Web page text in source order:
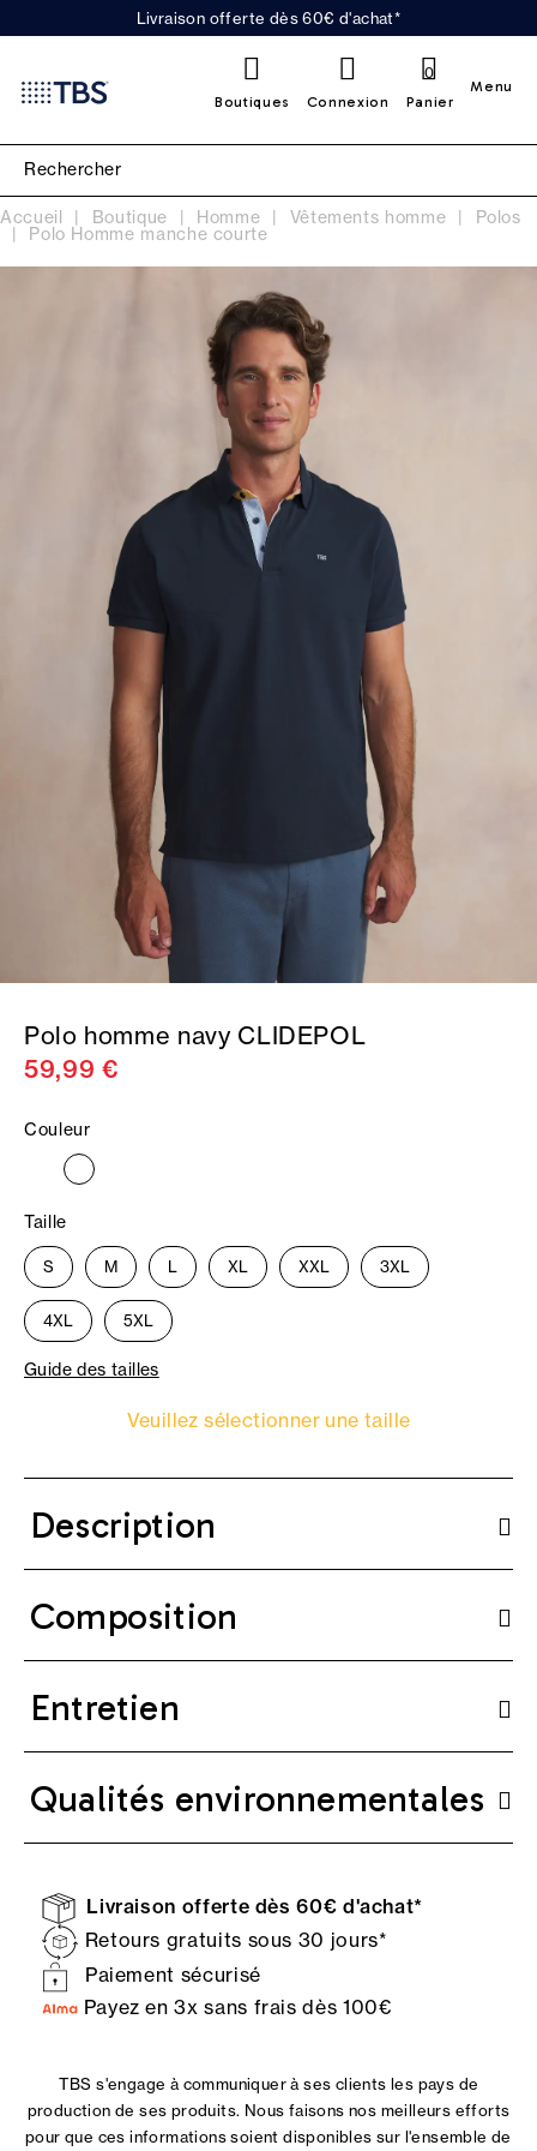
Livraison offerte dès 60€ d'achat*
Boutiques Connexion Panier
0
Menu
Accueil Boutique Homme Vêtements homme Polos
Polo Homme manche courte
Polo homme navy CLIDEPOL
59,99 €
Couleur
Taille
S M L XL XXL 3XL
4XL 5XL
Guide des tailles
Veuillez sélectionner une taille
Description
Composition
Entretien
Qualités environnementales
Livraison offerte dès 60€ d'achat*
Retours gratuits sous 30 jours*
Paiement sécurisé
Payez en 3x sans frais dès 100€
TBS s'engage à communiquer à ses clients les pays de
production de ses produits. Nous faisons nos meilleurs efforts
pour que ces informations soient disponibles sur l'ensemble de